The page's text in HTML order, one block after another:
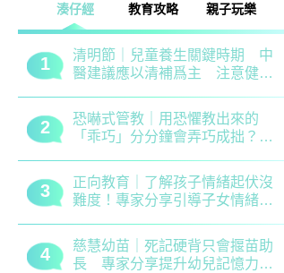
湊仔經 教育攻略 親子玩樂
1
清明節｜兒童養生關鍵時期 中
醫建議應以清補爲主 注意健脾
2
恐嚇式管教｜用恐懼教出來的
「乖巧」分分鐘會弄巧成拙？專
3
正向教育｜了解孩子情緒起伏沒
難度！專家分享引導子女情緒降
4
慈慧幼苗｜死記硬背只會揠苗助
長 專家分享提升幼兒記憶力5